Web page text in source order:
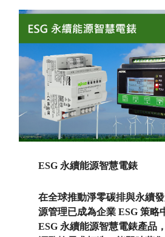
ESG 永續能源智慧電錶
在全球推動淨零碳排與永續
源管理已成為企業 ESG 策略
ESG 永續能源智慧電錶產品